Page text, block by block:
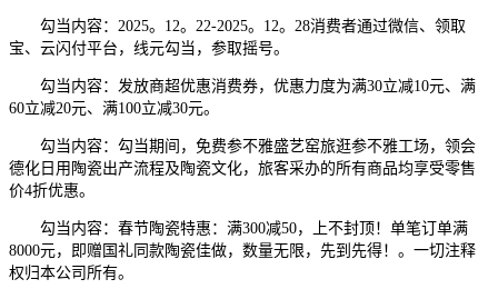
勾当内容：2025。12。22-2025。12。28消费者通过微信、领取
宝、云闪付平台，线元勾当，参取摇号。
勾当内容：发放商超优惠消费券，优惠力度为满30立减10元、满
60立减20元、满100立减30元。
勾当内容：勾当期间，免费参不雅盛艺窑旅逛参不雅工场，领会
德化日用陶瓷出产流程及陶瓷文化，旅客采办的所有商品均享受零售
价4折优惠。
勾当内容：春节陶瓷特惠：满300减50，上不封顶！单笔订单满
8000元，即赠国礼同款陶瓷佳做，数量无限，先到先得！。一切注释
权归本公司所有。